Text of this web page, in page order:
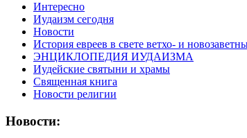
Интересно
Иудаизм сегодня
Новости
История евреев в свете ветхо- и
ЭНЦИКЛОПЕДИЯ ИУДАИЗМА
Иудейские святыни и храмы
Священная книга
Новости религии
Новости: